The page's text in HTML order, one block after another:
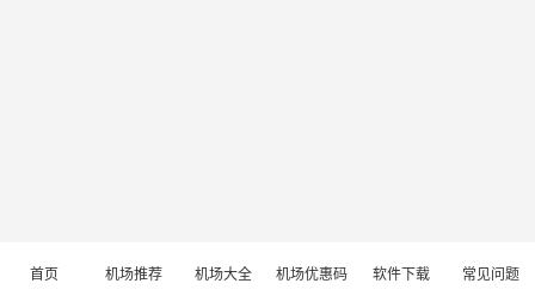
首页 机场推荐 机场大全 机场优惠码 软件下载 常见问题